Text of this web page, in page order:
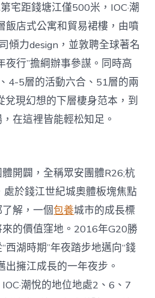
距錢塘江僅500米，IOC·潮
飯店式公寓和貿易裙樓，由噴
司傾力design，並敦聘全球著名
夜行”擔綱辦事參謀。同時高
4-5層的活動六合、51層的兩
現幻想的下層棲身范本，到
在這裡皆能輕松知足。
闢，全稱眾安團體R26;杭
處於錢江世紀城奧體板塊焦點
解，一個包養城市的成長標
的價值窪地。2016年G20勝
西湖時期”年夜踏步地邁向“錢
出擁江成長的一年夜步。
潮悅的地位地處2、6、7